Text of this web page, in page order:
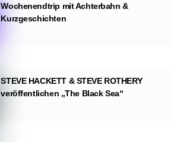
Wochenendtrip mit Achterbahn &
Kurzgeschichten
STEVE HACKETT & STEVE ROTHERY
veröffentlichen „The Black Sea“